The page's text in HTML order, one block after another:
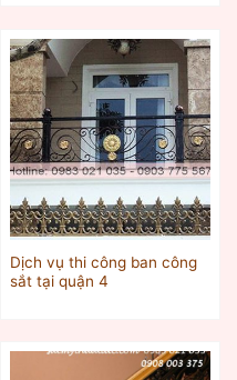
Dịch vụ thi công ban công
sắt tại quận 4